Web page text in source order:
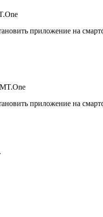
приложение на
приложение на